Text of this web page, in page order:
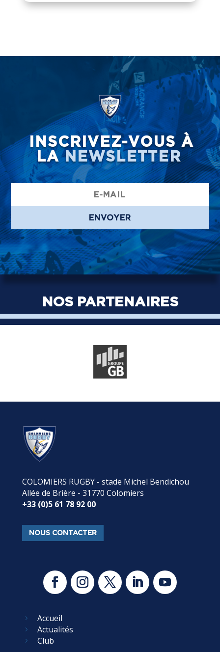
INSCRIVEZ-VOUS À
LA NEWSLETTER
ENVOYER
NOS PARTENAIRES
COLOMIERS RUGBY - stade Michel Bendichou
Allée de Brière - 31770 Colomiers
+33 (0)5 61 78 92 00
NOUS CONTACTER
5 Accueil
5 Actualités
5 Club